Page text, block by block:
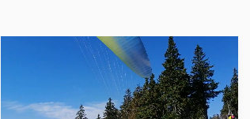
Pokračovat ve sledování